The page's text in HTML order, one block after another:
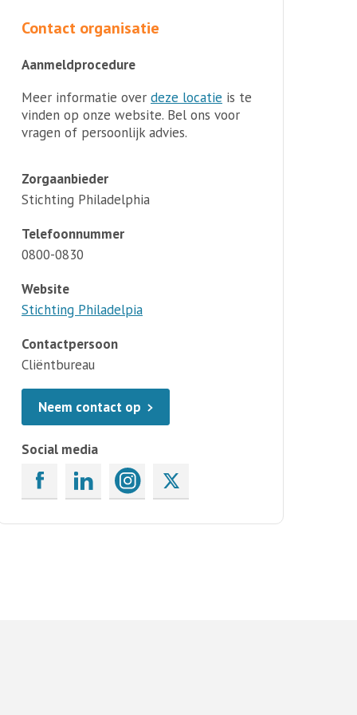
Contact organisatie
Aanmeldprocedure
Meer informatie over deze locatie is te
vinden op onze website. Bel ons voor
vragen of persoonlijk advies.
Zorgaanbieder
Stichting Philadelphia
Telefoonnummer
0800-0830
Website
Stichting Philadelpia
Contactpersoon
Cliëntbureau
Neem contact op
Social media